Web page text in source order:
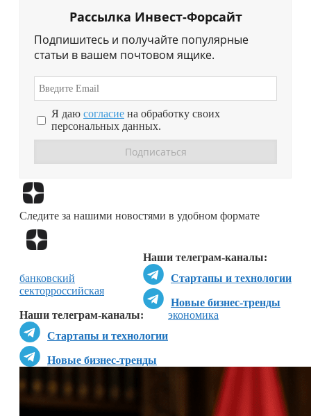
Рассылка Инвест-Форсайт
Подпишитесь и получайте популярные
статьи в вашем почтовом ящике.
Я даю согласие на обработку своих
персональных данных.
Следите за нашими новостями в удобном формате
Наши телеграм-каналы:
Стартапы и технологии
Новые бизнес-тренды
Наши телеграм-каналы:
Стартапы и технологии
Новые бизнес-тренды
банковский
секторроссийская
экономика